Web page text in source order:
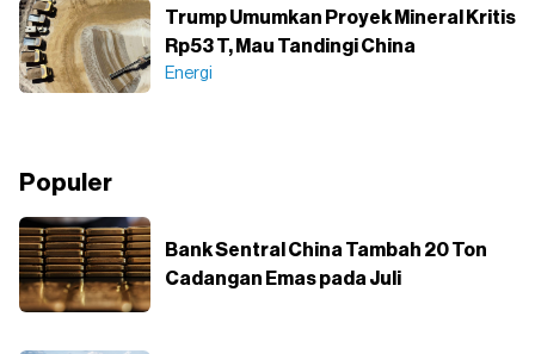
Trump Umumkan Proyek Mineral Kritis
Rp53 T, Mau Tandingi China
Energi
Populer
Bank Sentral China Tambah 20 Ton
Cadangan Emas pada Juli